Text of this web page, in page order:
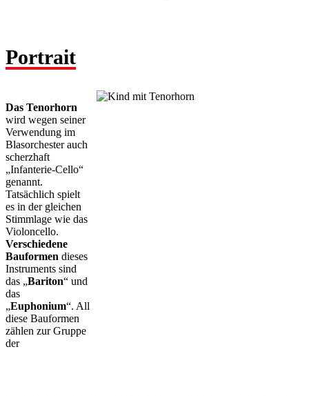
Portrait
Das Tenorhorn
wird wegen seiner
Verwendung im
Blasorchester auch
scherzhaft
„Infanterie-Cello“
genannt.
Tatsächlich spielt
es in der gleichen
Stimmlage wie das
Violoncello.
Verschiedene
Bauformen dieses
Instruments sind
das „Bariton“ und
das
„Euphonium“. All
diese Bauformen
zählen zur Gruppe
der